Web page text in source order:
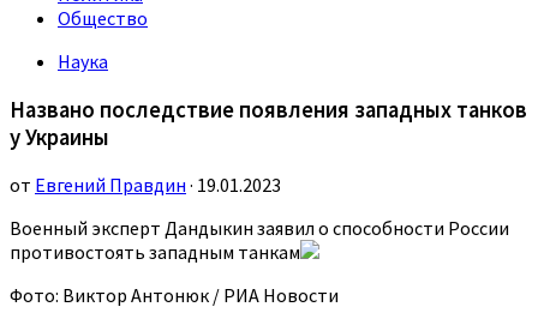
Общество
Наука
Названо последствие появления западных танков
у Украины
от Евгений Правдин · 19.01.2023
Военный эксперт Дандыкин заявил о способности России
противостоять западным танкам
Фото: Виктор Антонюк / РИА Новости